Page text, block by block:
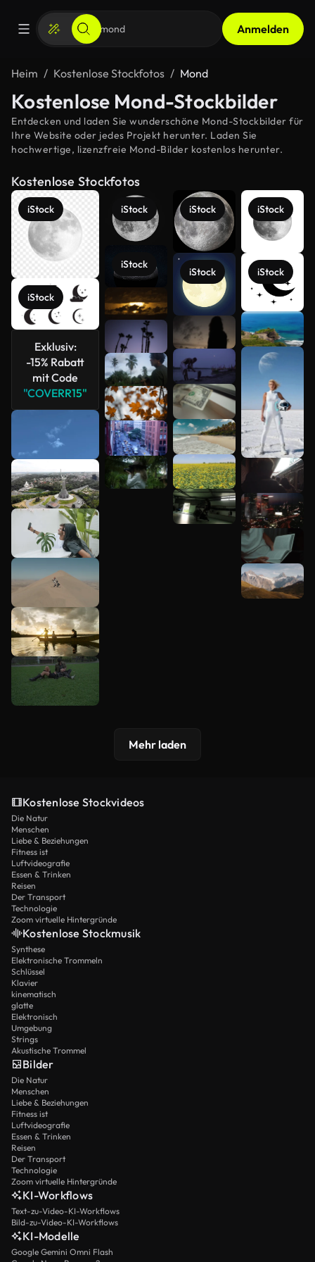
Anmelden
Heim Kostenlose Stockfotos Mond
Kostenlose Mond-Stockbilder
Entdecken und laden Sie wunderschöne Mond-Stockbilder für
Ihre Website oder jedes Projekt herunter. Laden Sie
hochwertige, lizenzfreie Mond-Bilder kostenlos herunter.
Kostenlose Stockfotos
iStock
iStock
Exklusiv:
-15% Rabatt
mit Code
"COVERR15"
iStock
iStock
iStock
iStock
iStock
iStock
Mehr
anzeigen
Mehr laden
Kostenlose Stockvideos
Die Natur
Menschen
Liebe & Beziehungen
Fitness ist
Luftvideografie
Essen & Trinken
Reisen
Der Transport
Technologie
Zoom virtuelle Hintergründe
Kostenlose Stockmusik
Synthese
Elektronische Trommeln
Schlüssel
Klavier
kinematisch
glatte
Elektronisch
Umgebung
Strings
Akustische Trommel
Bilder
Die Natur
Menschen
Liebe & Beziehungen
Fitness ist
Luftvideografie
Essen & Trinken
Reisen
Der Transport
Technologie
Zoom virtuelle Hintergründe
KI-Workflows
Text-zu-Video-KI-Workflows
Bild-zu-Video-KI-Workflows
KI-Modelle
Google Gemini Omni Flash